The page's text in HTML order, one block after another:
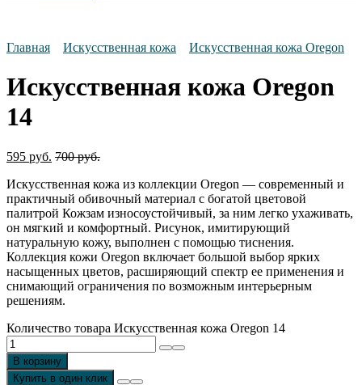
Главная Искусственная кожа Искусственная кожа Oregon
Искусственная кожа Oregon
14
595 руб. 700руб.
Искусственная кожа из коллекции Oregon — современный и
практичный обивочный материал с богатой цветовой
палитрой Кожзам износоустойчивый, за ним легко ухаживать,
он мягкий и комфортный. Рисунок, имитирующий
натуральную кожу, выполнен с помощью тиснения.
Коллекция кожи Oregon включает большой выбор ярких
насыщенных цветов, расширяющий спектр ее применения и
снимающий ограничения по возможным интерьерным
решениям.
Количество товара Искусственная кожа Oregon 14
В корзину
Купить в один клик